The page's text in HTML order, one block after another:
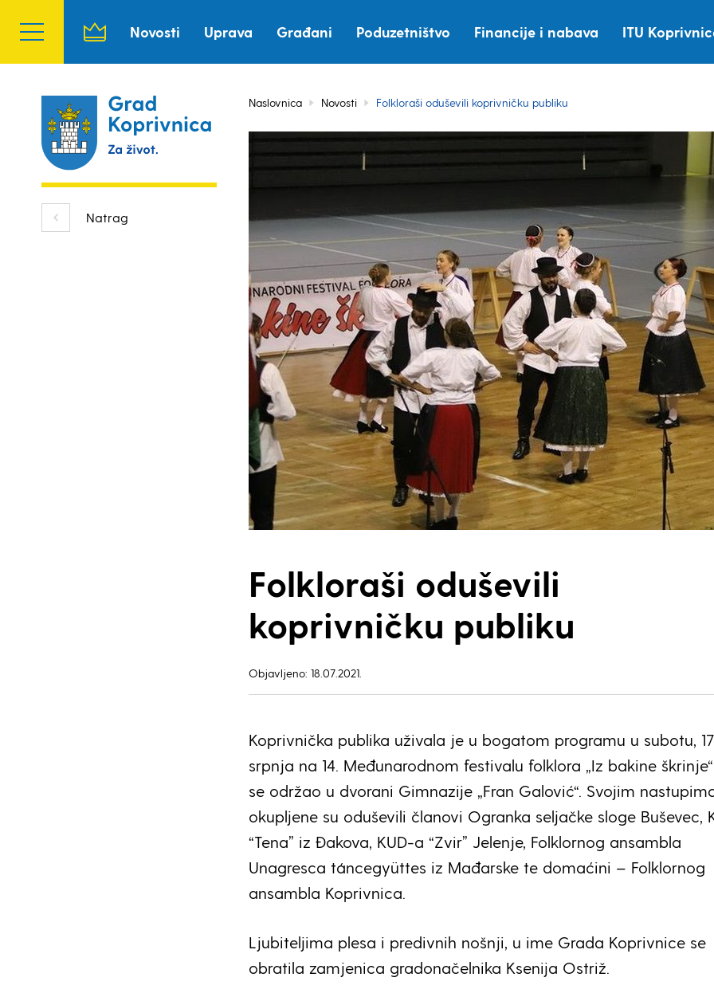
Novosti Uprava Građani Poduzetništvo Financije i nabava ITU
Natrag
Naslovnica Novosti Folkloraši oduševili koprivničku publiku
Folkloraši oduševili
koprivničku publiku
Objavljeno: 18.07.2021.
Koprivnička publika uživala je u bogatom programu u subotu,
srpnja na 14. Međunarodnom festivalu folklora „Iz bakine
se održao u dvorani Gimnazije „Fran Galović“. Svojim
okupljene su oduševili članovi Ogranka seljačke sloge Buševec,
“Tena” iz Đakova, KUD-a “Zvir” Jelenje, Folklornog ansambla
Unagresca táncegyüttes iz Mađarske te domaćini – Folklornog
ansambla Koprivnica.
Ljubiteljima plesa i predivnih nošnji, u ime Grada Koprivnice se
obratila zamjenica gradonačelnika Ksenija Ostriž.